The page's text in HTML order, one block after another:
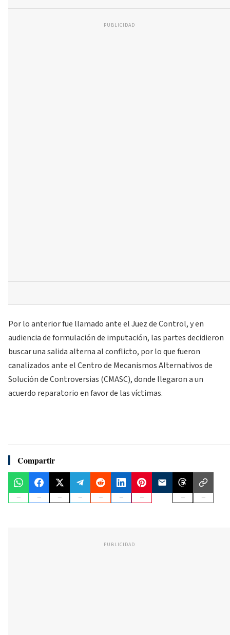
PUBLICIDAD
Por lo anterior fue llamado ante el Juez de Control, y en
audiencia de formulación de imputación, las partes decidieron
buscar una salida alterna al conflicto, por lo que fueron
canalizados ante el Centro de Mecanismos Alternativos de
Solución de Controversias (CMASC), donde llegaron a un
acuerdo reparatorio en favor de las víctimas.
Compartir
PUBLICIDAD